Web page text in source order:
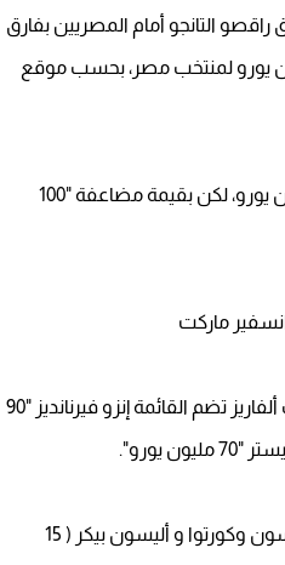
التانجو أمام المصريين بفارق
القيمة السوقية لمنتخب الأرجنتين 807.5 مليون يورو مقابل 116.48 مليون يورو لمنتخب مصر، بحسب موقع
ويتصدر عمر مرموش قائمة أعلى لاعبي منتخب مصر من حيث القيمة السوقية بـ 50 مليون يورو، لكن بقيمة مضاعفة "100
ويضم منتخب الأرجنتين 5 لاعبين تتخطى قيمتهم السوقية حاجز الـ 50 مليون يورو، فبجانب ألفاريز تضم القائمة إنزو فيرنانديز "90
ويشار إلي أن محمد صلاح هو أغلي لاعبي مواليد 1992 بقيمة 22 مليون يورو متفوقاً علي سون وكورتوا و أليسون بيكر ( 15